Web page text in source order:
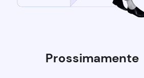
Prossimamente